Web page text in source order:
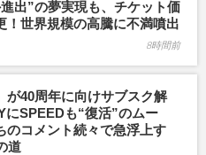
出”の夢実現も、チケット価
！世界規模の高騰に不満噴出
8時間前
が40周年に向けサブスク解
にSPEEDも“復活”のムー
のコメント続々で急浮上す
道